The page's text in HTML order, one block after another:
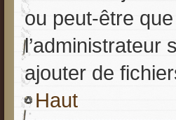
ou peut-être
l’administrateur
ajouter de
Haut